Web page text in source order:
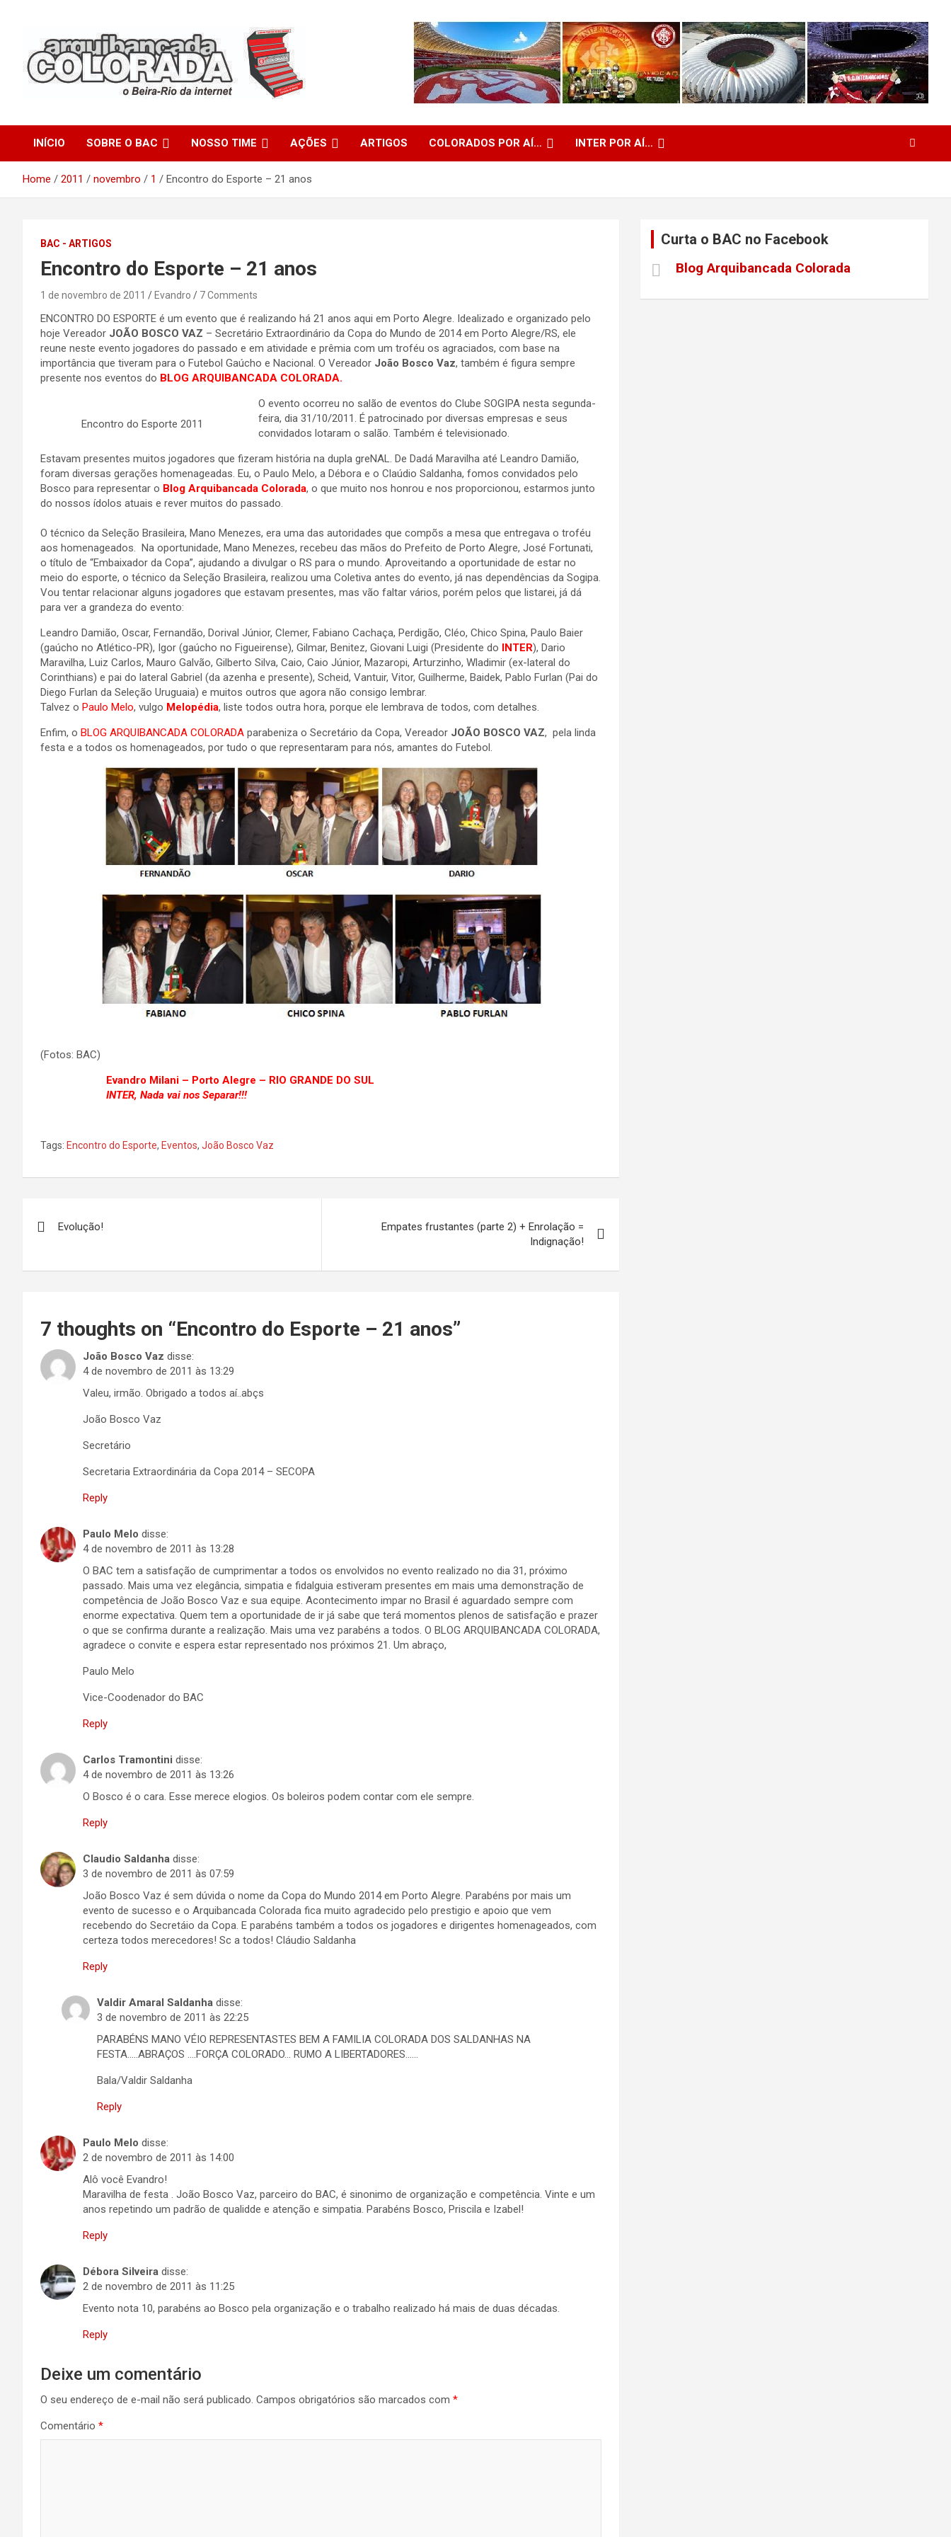
Arquibancada Colorada
INÍCIO SOBRE O BAC NOSSO TIME AÇÕES ARTIGOS COLORADOS POR AÍ… INTER POR AÍ…
Home 2011 novembro 1 Encontro do Esporte – 21 anos
BAC - ARTIGOS
Encontro do Esporte – 21 anos
1 de novembro de 2011 Evandro 7 Comments
ENCONTRO DO ESPORTE é um evento que é realizando há 21 anos aqui em Porto Alegre. Idealizado e organizado pelo
hoje Vereador JOÃO BOSCO VAZ – Secretário Extraordinário da Copa do Mundo de 2014 em Porto Alegre/RS, ele
reune neste evento jogadores do passado e em atividade e prêmia com um troféu os agraciados, com base na
importância que tiveram para o Futebol Gaúcho e Nacional. O Vereador João Bosco Vaz, também é figura sempre
presente nos eventos do BLOG ARQUIBANCADA COLORADA.
Encontro do Esporte 2011
O evento ocorreu no salão de eventos do Clube SOGIPA nesta segunda-
feira, dia 31/10/2011. É patrocinado por diversas empresas e seus
convidados lotaram o salão. Também é televisionado.
Estavam presentes muitos jogadores que fizeram história na dupla greNAL. De Dadá Maravilha até Leandro Damião,
foram diversas gerações homenageadas. Eu, o Paulo Melo, a Débora e o Claúdio Saldanha, fomos convidados pelo
Bosco para representar o Blog Arquibancada Colorada, o que muito nos honrou e nos proporcionou, estarmos junto
do nossos ídolos atuais e rever muitos do passado.
O técnico da Seleção Brasileira, Mano Menezes, era uma das autoridades que compõs a mesa que entregava o troféu
aos homenageados. Na oportunidade, Mano Menezes, recebeu das mãos do Prefeito de Porto Alegre, José Fortunati,
o título de “Embaixador da Copa”, ajudando a divulgar o RS para o mundo. Aproveitando a oportunidade de estar no
meio do esporte, o técnico da Seleção Brasileira, realizou uma Coletiva antes do evento, já nas dependências da Sogipa.
Vou tentar relacionar alguns jogadores que estavam presentes, mas vão faltar vários, porém pelos que listarei, já dá
para ver a grandeza do evento:
Leandro Damião, Oscar, Fernandão, Dorival Júnior, Clemer, Fabiano Cachaça, Perdigão, Cléo, Chico Spina, Paulo Baier
(gaúcho no Atlético-PR), Igor (gaúcho no Figueirense), Gilmar, Benitez, Giovani Luigi (Presidente do INTER), Dario
Maravilha, Luiz Carlos, Mauro Galvão, Gilberto Silva, Caio, Caio Júnior, Mazaropi, Arturzinho, Wladimir (ex-lateral do
Corinthians) e pai do lateral Gabriel (da azenha e presente), Scheid, Vantuir, Vitor, Guilherme, Baidek, Pablo Furlan (Pai do
Diego Furlan da Seleção Uruguaia) e muitos outros que agora não consigo lembrar.
Talvez o Paulo Melo, vulgo Melopédia, liste todos outra hora, porque ele lembrava de todos, com detalhes.
Enfim, o BLOG ARQUIBANCADA COLORADA parabeniza o Secretário da Copa, Vereador JOÃO BOSCO VAZ, pela linda
festa e a todos os homenageados, por tudo o que representaram para nós, amantes do Futebol.
(Fotos: BAC)
Evandro Milani – Porto Alegre – RIO GRANDE DO SUL
INTER, Nada vai nos Separar!!!
Tags: Encontro do Esporte, Eventos, João Bosco Vaz
de
Post
Evolução!
Empates frustantes (parte 2) + Enrolação =
Indignação!
7 thoughts on “Encontro do Esporte – 21 anos”
João Bosco Vaz disse:
4 de novembro de 2011 às 13:29
Valeu, irmão. Obrigado a todos aí..abçs
João Bosco Vaz
Secretário
Secretaria Extraordinária da Copa 2014 – SECOPA
Reply
Paulo Melo disse:
4 de novembro de 2011 às 13:28
O BAC tem a satisfação de cumprimentar a todos os envolvidos no evento realizado no dia 31, próximo
passado. Mais uma vez elegância, simpatia e fidalguia estiveram presentes em mais uma demonstração de
competência de João Bosco Vaz e sua equipe. Acontecimento impar no Brasil é aguardado sempre com
enorme expectativa. Quem tem a oportunidade de ir já sabe que terá momentos plenos de satisfação e prazer
o que se confirma durante a realização. Mais uma vez parabéns a todos. O BLOG ARQUIBANCADA COLORADA,
agradece o convite e espera estar representado nos próximos 21. Um abraço,
Paulo Melo
Vice-Coodenador do BAC
Reply
Carlos Tramontini disse:
4 de novembro de 2011 às 13:26
O Bosco é o cara. Esse merece elogios. Os boleiros podem contar com ele sempre.
Reply
Claudio Saldanha disse:
3 de novembro de 2011 às 07:59
João Bosco Vaz é sem dúvida o nome da Copa do Mundo 2014 em Porto Alegre. Parabéns por mais um
evento de sucesso e o Arquibancada Colorada fica muito agradecido pelo prestigio e apoio que vem
recebendo do Secretáio da Copa. E parabéns também a todos os jogadores e dirigentes homenageados, com
certeza todos merecedores! Sc a todos! Cláudio Saldanha
Reply
Valdir Amaral Saldanha disse:
3 de novembro de 2011 às 22:25
PARABÉNS MANO VÉIO REPRESENTASTES BEM A FAMILIA COLORADA DOS SALDANHAS NA
FESTA…..ABRAÇOS ….FORÇA COLORADO… RUMO A LIBERTADORES……
Bala/Valdir Saldanha
Reply
Paulo Melo disse:
2 de novembro de 2011 às 14:00
Alô você Evandro!
Maravilha de festa . João Bosco Vaz, parceiro do BAC, é sinonimo de organização e competência. Vinte e um
anos repetindo um padrão de qualidde e atenção e simpatia. Parabéns Bosco, Priscila e Izabel!
Reply
Débora Silveira disse:
2 de novembro de 2011 às 11:25
Evento nota 10, parabéns ao Bosco pela organização e o trabalho realizado há mais de duas décadas.
Reply
Deixe um comentário
O seu endereço de e-mail não será publicado. Campos obrigatórios são marcados com *
Comentário *
Curta o BAC no Facebook
Blog Arquibancada Colorada